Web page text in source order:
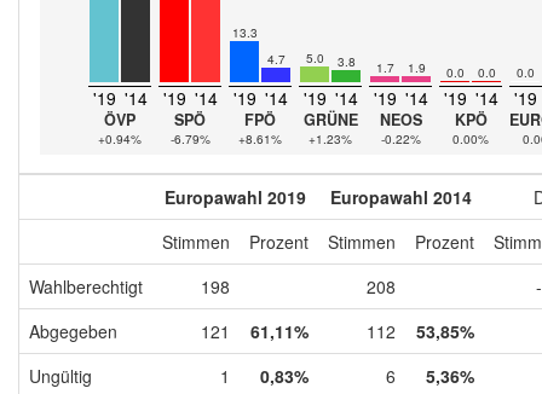
'19 '14
ÖVP
+0.94%
'19 '14
SPÖ
-6.79%
13.3
4.7
'19 '14
FPÖ
+8.61%
5.0 3.8
'19 '14
GRÜNE
+1.23%
1.7 1.9
'19 '14
NEOS
-0.22%
0.0 0.0
'19 '14
KPÖ
0.00%
0.0
'19
Europawahl 2019 Europawahl 2014
Stimmen
Prozent Stimmen Prozent
Wahlberechtigt
198 208
Abgegeben
121 61,11% 112
53,85%
Ungültig
1 0,83% 6
5,36%